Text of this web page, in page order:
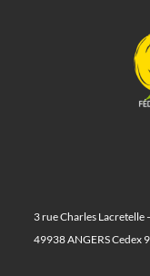
3 rue Charles Lacretelle
49938 ANGERS Cedex 9